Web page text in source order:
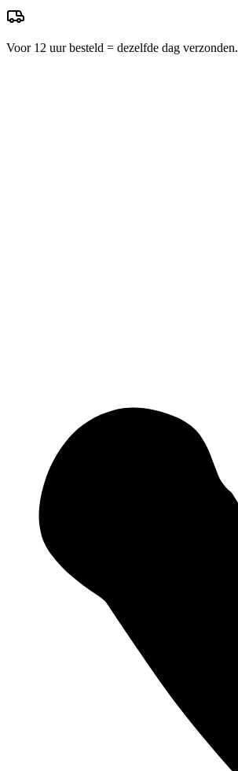
Voor 12 uur besteld = dezelfde dag verzonden.